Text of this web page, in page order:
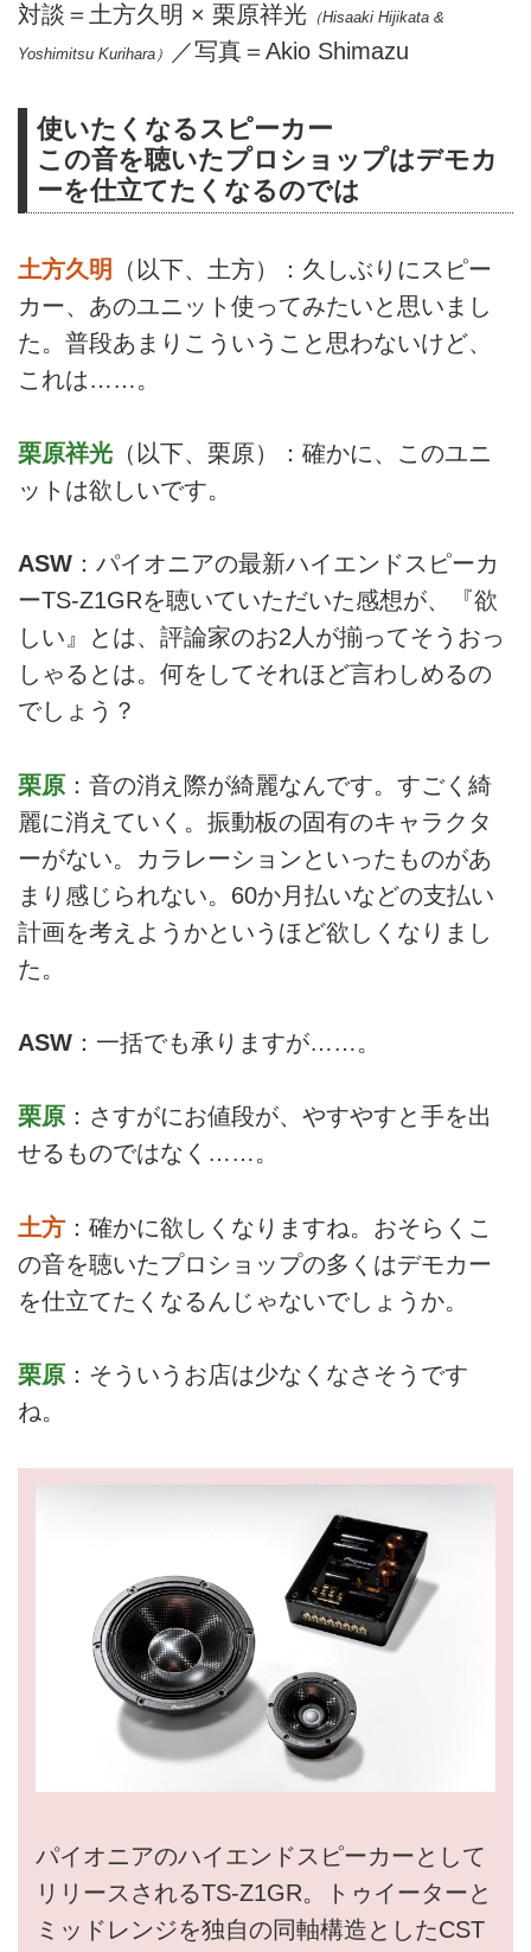
対談＝土方久明 × 栗原祥光 （Hisaaki Hijikata &
Yoshimitsu Kurihara） ／写真＝Akio Shimazu
使いたくなるスピーカー
この音を聴いたプロショップはデモカ
ーを仕立てたくなるのでは
土方久明
（以下、土方）：久しぶりにスピー
カー、あのユニット使ってみたいと思いまし
た。普段あまりこういうこと思わないけど、
これは……。
栗原祥光 （以下、栗原）：確かに、このユニ
ットは欲しいです。
ASW ：パイオニアの最新ハイエンドスピーカ
ーTS-Z1GRを聴いていただいた感想が、『欲
しい』とは、評論家のお2人が揃ってそうおっ
しゃるとは。何をしてそれほど言わしめるの
でしょう？
栗原 ：音の消え際が綺麗なんです。すごく綺
麗に消えていく。振動板の固有のキャラクタ
ーがない。カラレーションといったものがあ
まり感じられない。60か月払いなどの支払い
計画を考えようかというほど欲しくなりまし
た。
ASW ：一括でも承りますが……。
栗原 ：さすがにお値段が、やすやすと手を出
せるものではなく……。
土方 ：確かに欲しくなりますね。おそらくこ
の音を聴いたプロショップの多くはデモカー
を仕立てたくなるんじゃないでしょうか。
栗原 ：そういうお店は少なくなさそうです
ね。
パイオニアのハイエンドスピーカーとして
リリースされるTS-Z1GR。トゥイーターと
ミッドレンジを独自の同軸構造としたCST